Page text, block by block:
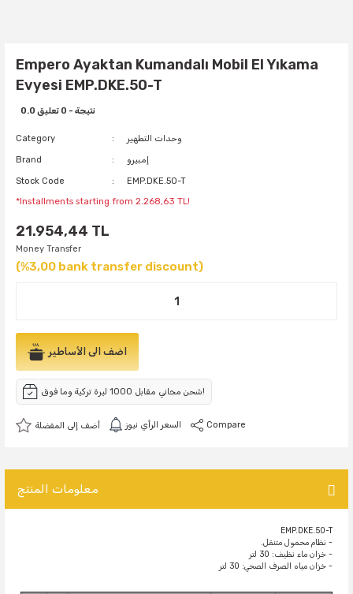
Empero Ayaktan Kumandalı Mobil El Yıkama
Evyesi EMP.DKE.50-T
0.0 نتيجة - 0 تعليق
Category وحدات التطهير
Brand إمبيرو
Stock Code EMP.DKE.50-T
*Installments starting from 2.268,63 TL!
21.954,44 TL
Money Transfer
(%3,00 bank transfer discount)
اضف الى الأساطير
شحن مجاني مقابل 1000 ليرة تركية وما فوق!
السعر الرأي نيوز Compare
معلومات المنتج
EMP.DKE.50-T
- نظام محمول متنقل.
- خزان ماء نظيف: 30 لتر
- خزان مياه الصرف الصحي: 30 لتر